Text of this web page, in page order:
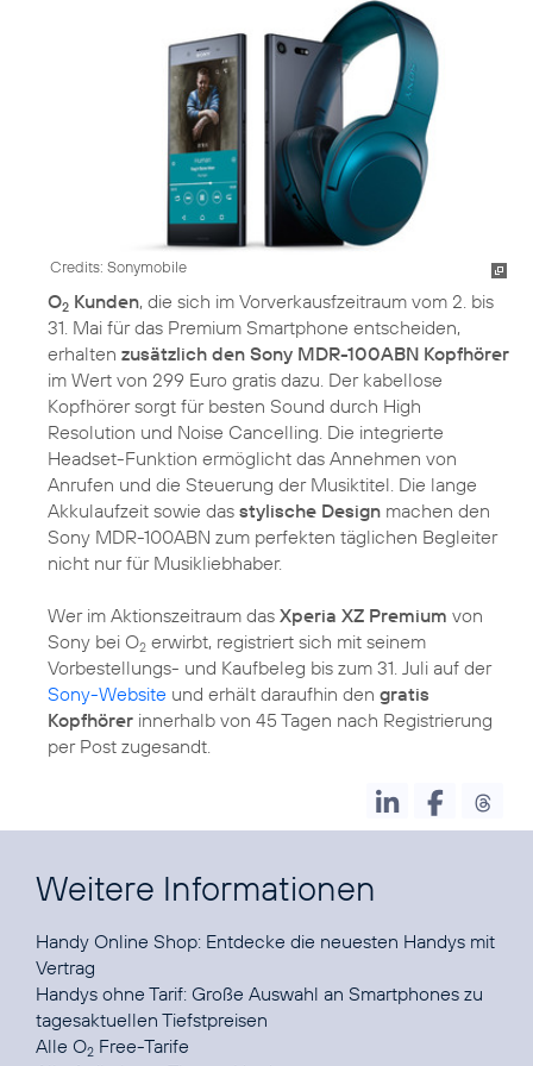
Credits: Sonymobile
O2 Kunden, die sich im Vorverkausfzeitraum vom 2. bis
31. Mai für das Premium Smartphone entscheiden,
erhalten zusätzlich den Sony MDR-100ABN Kopfhörer
im Wert von 299 Euro gratis dazu. Der kabellose
Kopfhörer sorgt für besten Sound durch High
Resolution und Noise Cancelling. Die integrierte
Headset-Funktion ermöglicht das Annehmen von
Anrufen und die Steuerung der Musiktitel. Die lange
Akkulaufzeit sowie das stylische Design machen den
Sony MDR-100ABN zum perfekten täglichen Begleiter
nicht nur für Musikliebhaber.
Wer im Aktionszeitraum das Xperia XZ Premium von
Sony bei O2 erwirbt, registriert sich mit seinem
Vorbestellungs- und Kaufbeleg bis zum 31. Juli auf der
Sony-Website und erhält daraufhin den gratis
Kopfhörer innerhalb von 45 Tagen nach Registrierung
per Post zugesandt.
Weitere Informationen
Handy Online Shop: Entdecke die neuesten Handys mit
Vertrag
Handys ohne Tarif: Große Auswahl an Smartphones zu
tagesaktuellen Tiefstpreisen
Alle O2 Free-Tarife